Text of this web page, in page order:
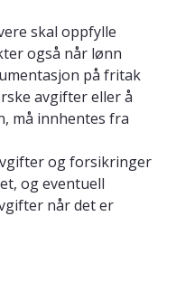
skal oppfylle
også når lønn
på fritak
avgifter eller å
må innhentes fra
og forsikringer
og eventuell
når det er